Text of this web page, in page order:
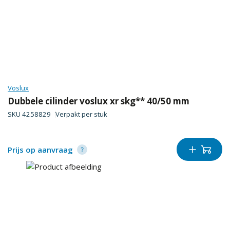
Voslux
Dubbele cilinder voslux xr skg** 40/50 mm
SKU 4258829 Verpakt per stuk
Prijs op aanvraag